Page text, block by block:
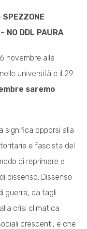
SPEZZONE
NO DDL PAURA
novembre alla
università e il 29
saremo
significa opporsi alla
e fascista del
di reprimere e
dissenso. Dissenso
guerra, da tagli
crisi climatica
crescenti, e che